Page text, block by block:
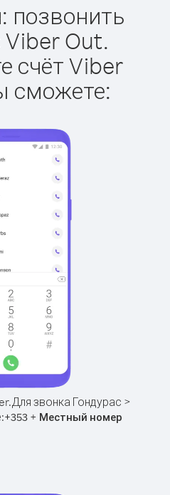
позвонить
Viber Out.
счёт Viber
сможете:
Для звонка Гондурас >
+353 + Местный номер